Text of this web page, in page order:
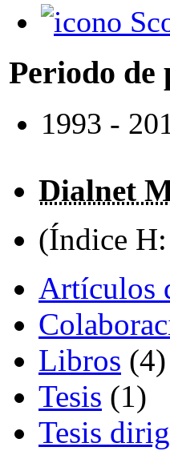
Periodo de
1993 -
Dialnet
(Índice H:
Artículos
Libros (4)
Tesis (1)
Tesis